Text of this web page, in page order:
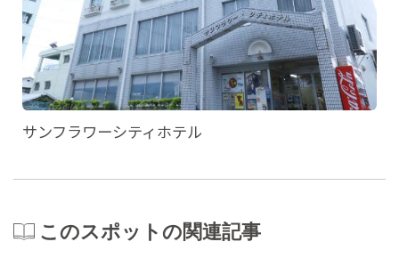
サンフラワーシティホテル
このスポットの関連記事